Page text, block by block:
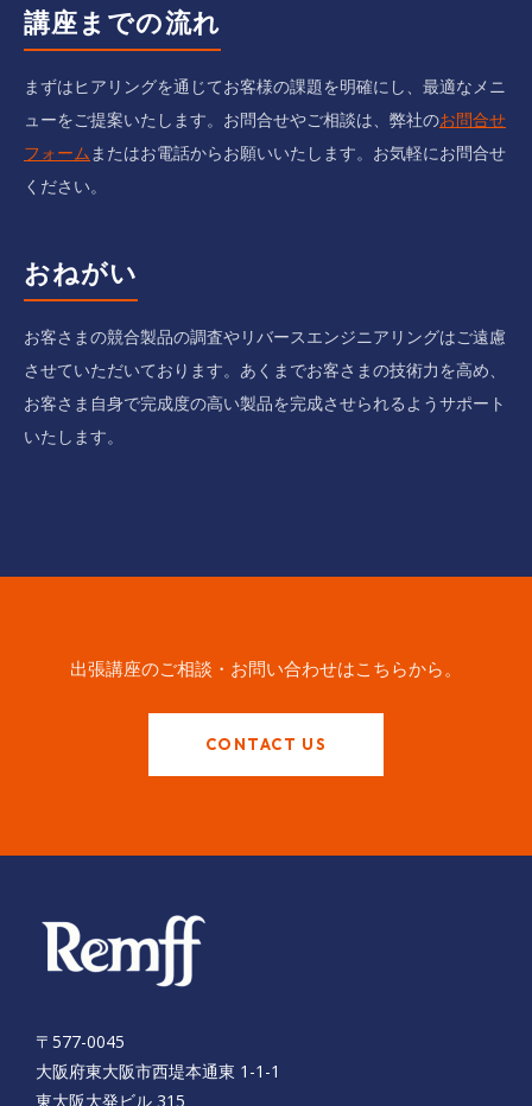
講座までの流れ
まずはヒアリングを通じてお客様の課題を明確にし、最適なメニ
ューをご提案いたします。お問合せやご相談は、弊社のお問合せ
フォーム またはお電話からお願いいたします。お気軽にお問合せ
ください。
おねがい
お客さまの競合製品の調査やリバースエンジニアリングはご遠慮
させていただいております。あくまでお客さまの技術力を高め、
お客さま自身で完成度の高い製品を完成させられるようサポート
いたします。
出張講座のご相談・お問い合わせはこちらから。
CONTACT US
〒577-0045
大阪府東大阪市西堤本通東 1-1-1
東大阪大発ビル 315